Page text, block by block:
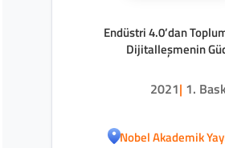
Endüstri 4.0’dan
Dijitalleşmenin
2021| 1.
Nobel Akademik